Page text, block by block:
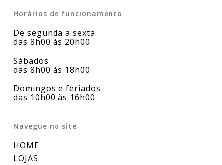
Horários de funcionamento
De segunda a sexta
das 8h00 às 20h00
Sábados
das 8h00 às 18h00
Domingos e feriados
das 10h00 às 16h00
Navegue no site
HOME
LOJAS